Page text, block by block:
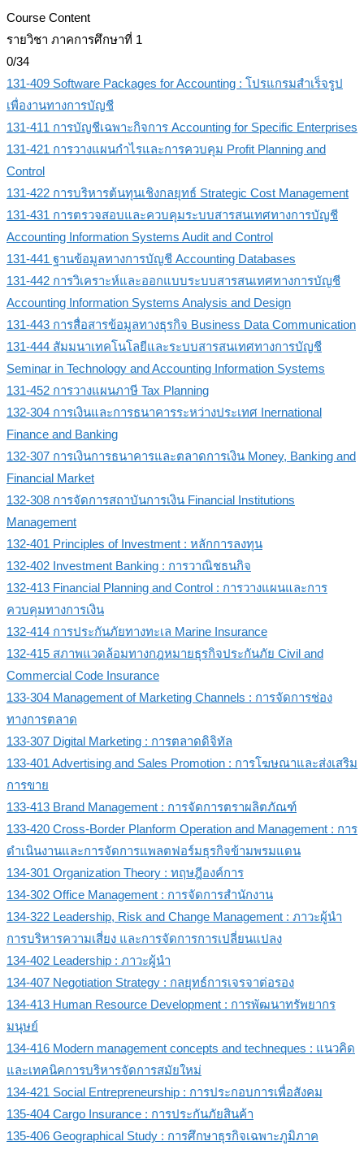
Course Content
รายวิชา ภาคการศึกษาที่ 1
0/34
131-409 Software Packages for Accounting : โปรแกรมสำเร็จรูป
เพื่องานทางการบัญชี
131-411 การบัญชีเฉพาะกิจการ Accounting for Specific Enterprises
131-421 การวางแผนกำไรและการควบคุม Profit Planning and
Control
131-422 การบริหารต้นทุนเชิงกลยุทธ์ Strategic Cost Management
131-431 การตรวจสอบและควบคุมระบบสารสนเทศทางการบัญชี
Accounting Information Systems Audit and Control
131-441 ฐานข้อมูลทางการบัญชี Accounting Databases
131-442 การวิเคราะห์และออกแบบระบบสารสนเทศทางการบัญชี
Accounting Information Systems Analysis and Design
131-443 การสื่อสารข้อมูลทางธุรกิจ Business Data Communication
131-444 สัมมนาเทคโนโลยีและระบบสารสนเทศทางการบัญชี
Seminar in Technology and Accounting Information Systems
131-452 การวางแผนภาษี Tax Planning
132-304 การเงินและการธนาคารระหว่างประเทศ Inernational
Finance and Banking
132-307 การเงินการธนาคารและตลาดการเงิน Money, Banking and
Financial Market
132-308 การจัดการสถาบันการเงิน Financial Institutions
Management
132-401 Principles of Investment : หลักการลงทุน
132-402 Investment Banking : การวาณิชธนกิจ
132-413 Financial Planning and Control : การวางแผนและการ
ควบคุมทางการเงิน
132-414 การประกันภัยทางทะเล Marine Insurance
132-415 สภาพแวดล้อมทางกฎหมายธุรกิจประกันภัย Civil and
Commercial Code Insurance
133-304 Management of Marketing Channels : การจัดการช่อง
ทางการตลาด
133-307 Digital Marketing : การตลาดดิจิทัล
133-401 Advertising and Sales Promotion : การโฆษณาและส่งเสริม
การขาย
133-413 Brand Management : การจัดการตราผลิตภัณฑ์
133-420 Cross-Border Planform Operation and Management : การ
ดำเนินงานและการจัดการแพลตฟอร์มธุรกิจข้ามพรมแดน
134-301 Organization Theory : ทฤษฎีองค์การ
134-302 Office Management : การจัดการสำนักงาน
134-322 Leadership, Risk and Change Management : ภาวะผู้นำ
การบริหารความเสี่ยง และการจัดการการเปลี่ยนแปลง
134-402 Leadership : ภาวะผู้นำ
134-407 Negotiation Strategy : กลยุทธ์การเจรจาต่อรอง
134-413 Human Resource Development : การพัฒนาทรัพยากร
มนุษย์
134-416 Modern management concepts and techneques : แนวคิด
และเทคนิคการบริหารจัดการสมัยใหม่
134-421 Social Entrepreneurship : การประกอบการเพื่อสังคม
135-404 Cargo Insurance : การประกันภัยสินค้า
135-406 Geographical Study : การศึกษาธุรกิจเฉพาะภูมิภาค